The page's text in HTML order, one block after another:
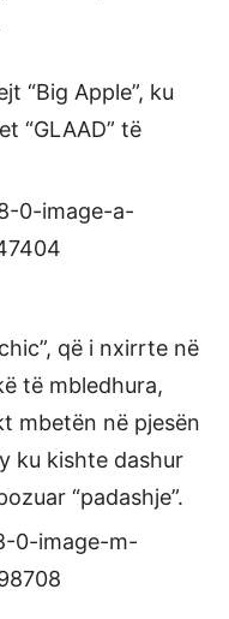
“Big Apple”, ku
“GLAAD” të
që i nxirrte në
të mbledhura,
mbetën në pjesën
ku kishte dashur
“padashje”.